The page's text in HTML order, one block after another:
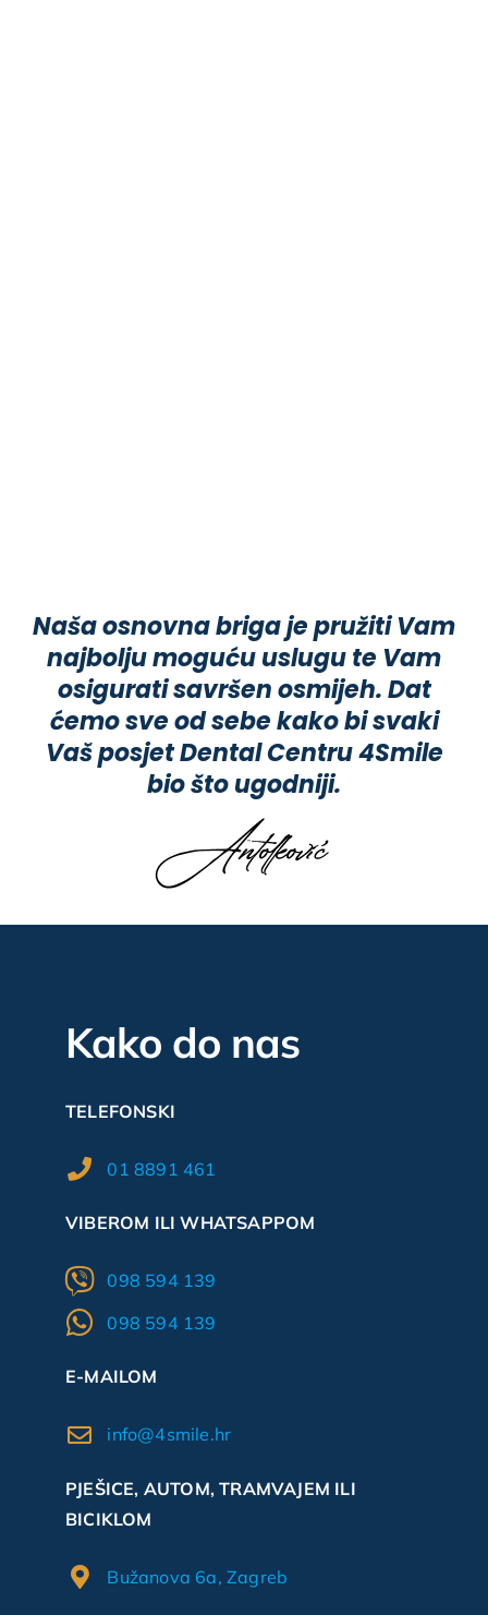
Naša osnovna briga je pružiti Vam
najbolju moguću uslugu te Vam
osigurati savršen osmijeh. Dat
ćemo sve od sebe kako bi svaki
Vaš posjet Dental Centru 4Smile
bio što ugodniji.
Kako do nas
TELEFONSKI
01 8891 461
VIBEROM ILI WHATSAPPOM
098 594 139
098 594 139
E-MAILOM
info@4smile.hr
PJEŠICE, AUTOM, TRAMVAJEM ILI
BICIKLOM
Bužanova 6a, Zagreb